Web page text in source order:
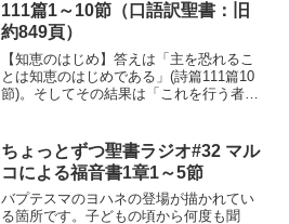
111篇1～10節（口語訳聖書：旧
約849頁）
【知恵のはじめ】答えは「主を恐れるこ
とは知恵のはじめである」(詩篇111篇10
節)。そしてその結果は「これを行う者は
などは大の苦手でした。いまも似たよう
なこと状...
ちょっとずつ聖書ラジオ#32 マル
コによる福音書1章1～5節
バプテスマのヨハネの登場が描かれてい
る箇所です。子どもの頃から何度も聞